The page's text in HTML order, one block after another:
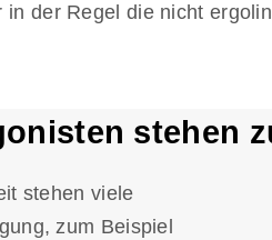
der Regel die nicht
stehen
stehen viele
zum Beispiel